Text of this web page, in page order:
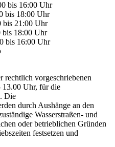
bis 16:00 Uhr
bis 18:00 Uhr
bis 21:00 Uhr
bis 18:00 Uhr
bis 16:00 Uhr
rechtlich vorgeschriebenen
13.00 Uhr, für die
Die
durch Aushänge an den
Wasserstraßen- und
oder betrieblichen Gründen
festsetzen und